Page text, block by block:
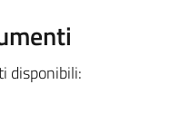
disponibili: